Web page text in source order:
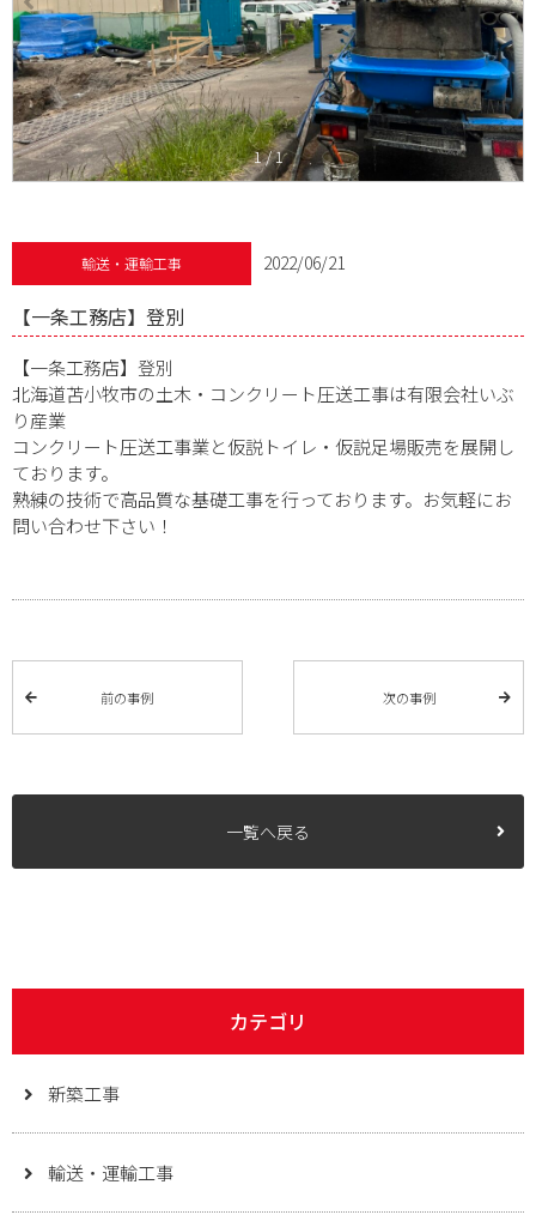
1/1
輸送・運輸工事 2022/06/21
【一条工務店】登別
【一条工務店】登別
北海道苫小牧市の土木・コンクリート圧送工事は有限会社いぶ
り産業
コンクリート圧送工事業と仮説トイレ・仮説足場販売を展開し
ております。
熟練の技術で高品質な基礎工事を行っております。お気軽にお
問い合わせ下さい！
前の事例 次の事例
一覧へ戻る
カテゴリ
新築工事
輸送・運輸工事